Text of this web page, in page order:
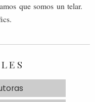
que somos un telar.